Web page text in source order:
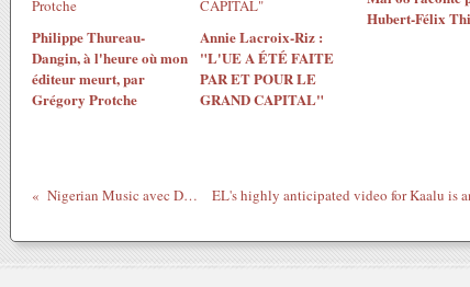
Philippe Thureau-
Dangin, à l'heure où mon
éditeur meurt, par
Grégory Protche
Annie Lacroix-Riz :
"L'UE A ÉTÉ FAITE
PAR ET POUR LE
GRAND CAPITAL"
Hubert-Félix
Nigerian Music avec D-Prince : Omoba